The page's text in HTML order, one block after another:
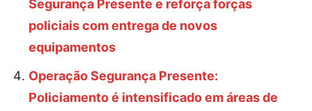
Segurança Presente e reforça forças
policiais com entrega de novos
equipamentos
Operação Segurança Presente:
Policiamento é intensificado em áreas de